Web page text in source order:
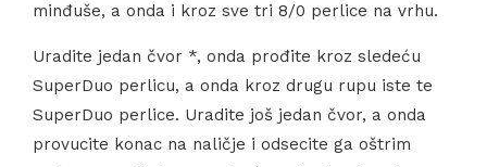
minđuše, a onda i kroz sve tri 8/0 perlice na vrhu.
Uradite jedan čvor *, onda prođite kroz sledeću
SuperDuo perlicu, a onda kroz drugu rupu iste te
SuperDuo perlice. Uradite još jedan čvor, a onda
provucite konac na naličje i odsecite ga oštrim